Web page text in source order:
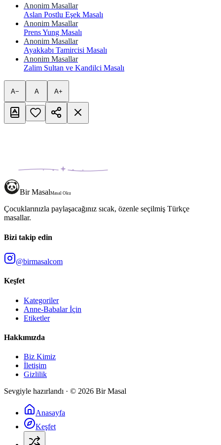
Anonim Masallar
Aslan Postlu Eşek Masalı
Anonim Masallar
Prens Yung Masalı
Anonim Masallar
Ayakkabı Tamircisi Masalı
Anonim Masallar
Zalim Sultan ve Kandilci Masalı
A− A A+
Bir MasalMasal Oku
Çocuklarınızla paylaşacağınız sıcak, özenle seçilmiş Türkçe
masallar.
Bizi takip edin
@birmasalcom
Keşfet
Kategoriler
Anne-Babalar İçin
Etiketler
Hakkımızda
Biz Kimiz
İletişim
Gizlilik
Sevgiyle hazırlandı · © 2026 Bir Masal
Anasayfa
Keşfet